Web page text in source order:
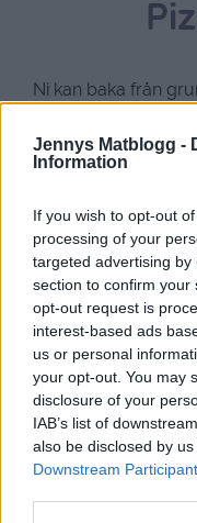
Jennys Matblogg -
Information
If you wish to opt-out
processing of your
targeted advertising
section to confirm your
opt-out request is
interest-based ads
us or personal
your opt-out. You may
disclosure of your
IAB’s list of
also be disclosed by
Downstream
Ni kan baka från
som här